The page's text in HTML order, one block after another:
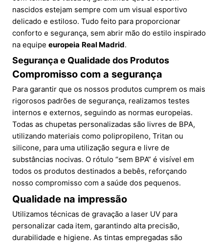
nascidos estejam sempre com um visual esportivo
delicado e estiloso. Tudo feito para proporcionar
conforto e segurança, sem abrir mão do estilo inspirado
na equipe europeia Real Madrid.
Segurança e Qualidade dos Produtos
Compromisso com a segurança
Para garantir que os nossos produtos cumprem os mais
rigorosos padrões de segurança, realizamos testes
internos e externos, seguindo as normas europeias.
Todas as chupetas personalizadas são livres de BPA,
utilizando materiais como polipropileno, Tritan ou
silicone, para uma utilização segura e livre de
substâncias nocivas. O rótulo “sem BPA” é visível em
todos os produtos destinados a bebês, reforçando
nosso compromisso com a saúde dos pequenos.
Qualidade na impressão
Utilizamos técnicas de gravação a laser UV para
personalizar cada item, garantindo alta precisão,
durabilidade e higiene. As tintas empregadas são